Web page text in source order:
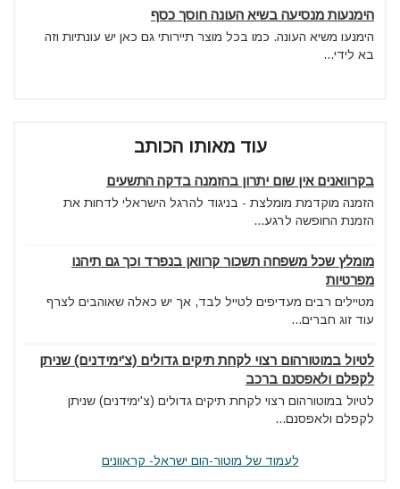
הימנעות מנסיעה בשיא העונה חוסך כסף
הימנעו משיא העונה. כמו בכל מוצר תיירותי גם כאן יש עונתיות וזה
בא לידי...
עוד מאותו הכותב
בקרוואנים אין שום יתרון בהזמנה בדקה התשעים
הזמנה מוקדמת מומלצת - בניגוד להרגל הישראלי לדחות את
הזמנת החופשה לרגע...
מומלץ שכל משפחה תשכור קרוואן בנפרד וכך גם תיהנו
מפרטיות
מטיילים רבים מעדיפים לטייל לבד, אך יש כאלה שאוהבים לצרף
עוד זוג חברים...
לטיול במוטורהום רצוי לקחת תיקים גדולים (צ'ימידנים) שניתן
לקפלם ולאפסנם ברכב
לטיול במוטורהום רצוי לקחת תיקים גדולים (צ'ימידנים) שניתן
לקפלם ולאפסנם...
לעמוד של מוטור-הום ישראל- קראוונים